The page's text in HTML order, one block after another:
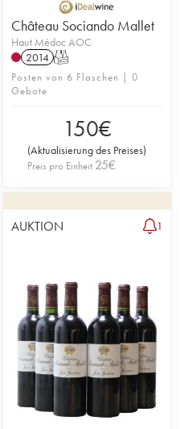
Château Sociando Mallet
Haut Médoc AOC
2014 T
Posten von 6 Flaschen | 0
Gebote
150€
(Aktualisierung des Preises)
Preis pro Einheit 25€
AUKTION 1